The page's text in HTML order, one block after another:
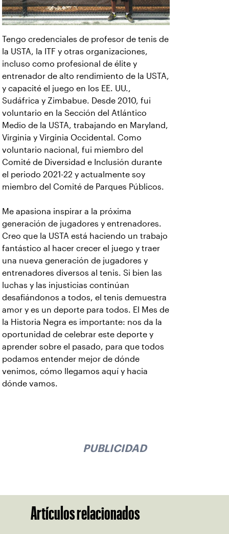
Tengo credenciales de profesor de tenis de
la USTA, la ITF y otras organizaciones,
incluso como profesional de élite y
entrenador de alto rendimiento de la USTA,
y capacité el juego en los EE. UU.,
Sudáfrica y Zimbabue. Desde 2010, fui
voluntario en la Sección del Atlántico
Medio de la USTA, trabajando en Maryland,
Virginia y Virginia Occidental. Como
voluntario nacional, fui miembro del
Comité de Diversidad e Inclusión durante
el periodo 2021-22 y actualmente soy
miembro del Comité de Parques Públicos.
Me apasiona inspirar a la próxima
generación de jugadores y entrenadores.
Creo que la USTA está haciendo un trabajo
fantástico al hacer crecer el juego y traer
una nueva generación de jugadores y
entrenadores diversos al tenis. Si bien las
luchas y las injusticias continúan
desafiándonos a todos, el tenis demuestra
amor y es un deporte para todos. El Mes de
la Historia Negra es importante: nos da la
oportunidad de celebrar este deporte y
aprender sobre el pasado, para que todos
podamos entender mejor de dónde
venimos, cómo llegamos aquí y hacia
dónde vamos.
PUBLICIDAD
Artículos relacionados